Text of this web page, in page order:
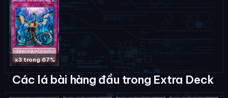
x3 trong 67%
Các lá bài hàng đầu trong Extra Deck